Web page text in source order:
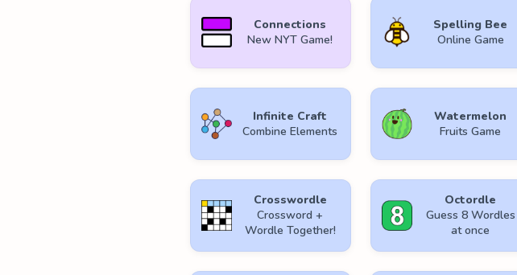
Connections
New NYT Game!
Spelling Bee
Online Game
Infinite Craft
Combine Elements
Watermelon
Fruits Game
Crosswordle
Crossword +
Wordle Together!
Octordle
Guess 8 Wordles
at once